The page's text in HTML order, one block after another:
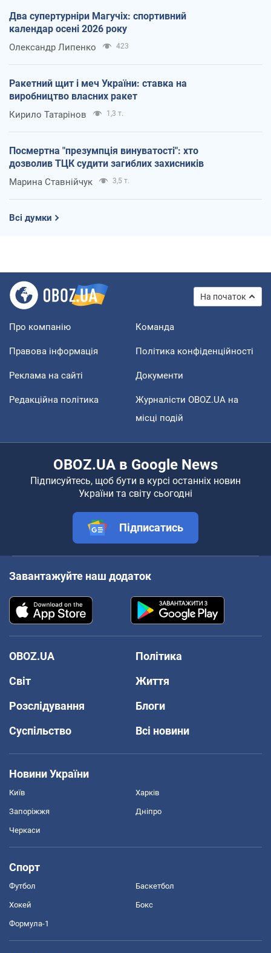
Два супертурніри Магучіх: спортивний
календар осені 2026 року
Олександр Липенко 423
Ракетний щит і меч України: ставка на
виробництво власних ракет
Кирило Татарінов 1,3 т.
Посмертна "презумпція винуватості": хто
дозволив ТЦК судити загиблих захисників
Марина Ставнійчук 3,5 т.
Всі думки
На початок
Про компанію Команда
Правова інформація Політика конфіденційності
Реклама на сайті Документи
Редакційна політика
Журналісти OBOZ.UA на
місці подій
OBOZ.UA в Google News
Підписуйтесь, щоб бути в курсі останніх новин
України та світу сьогодні
Підписатись
Завантажуйте наш додаток
OBOZ.UA
Політика
Світ
Життя
Розслідування
Блоги
Суспільство
Всі новини
Новини України
Київ Харків
Запоріжжя Дніпро
Черкаси
Спорт
Футбол Баскетбол
Хокей Бокс
Формула-1